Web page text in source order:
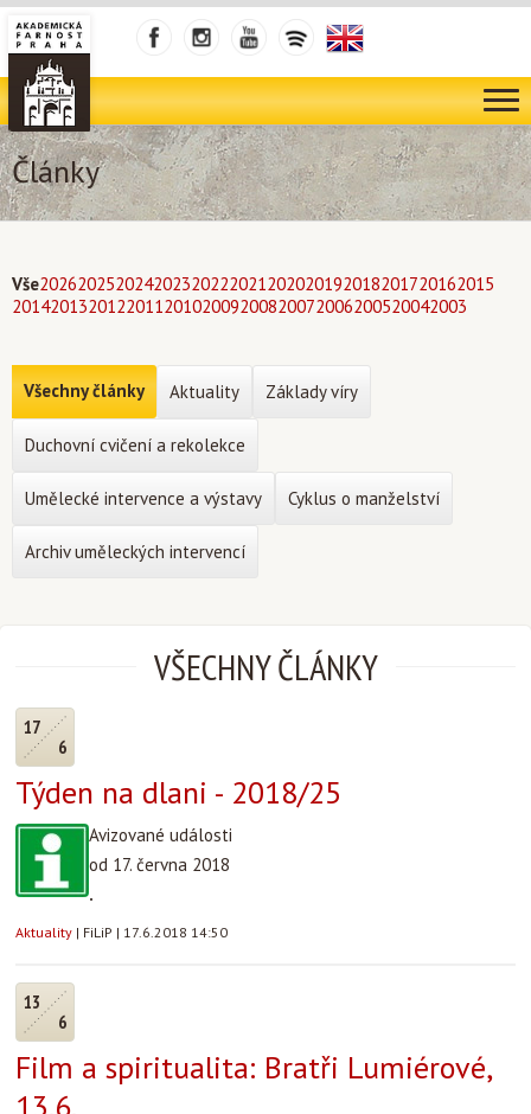
Články
Vše202620252024202320222021202020192018201720162015
201420132012201120102009200820072006200520042003
VŠECHNY ČLÁNKY
17
6
Týden na dlani - 2018/25
Avizované události
od 17. června 2018
.
Aktuality | FiLiP | 17.6.2018 14:50
13
6
Film a spiritualita: Bratři Lumiérové,
Všechny články Aktuality Základy víry
Duchovní cvičení a rekolekce
Umělecké intervence a výstavy Cyklus o manželství
Archiv uměleckých intervencí